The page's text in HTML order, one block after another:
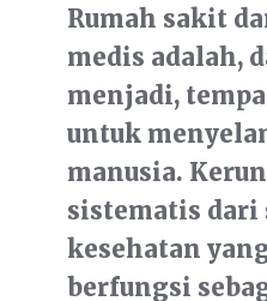
Rumah sakit
medis adalah,
menjadi,
untuk
manusia.
sistematis dari
kesehatan
berfungsi